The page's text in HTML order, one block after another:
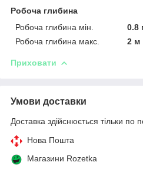
Робоча глибина
Робоча глибина мін.
0.8
Робоча глибина макс.
2 м
Приховати
Умови доставки
Доставка здійснюється тільки по
Нова Пошта
Магазини Rozetka